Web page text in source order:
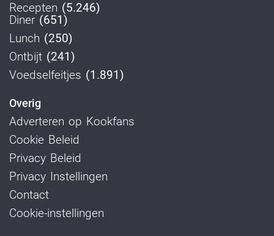
Recepten (5.246)
Diner (651)
Lunch (250)
Ontbijt (241)
Voedselfeitjes (1.891)
Overig
Adverteren op Kookfans
Cookie Beleid
Privacy Beleid
Privacy Instellingen
Contact
Cookie-instellingen